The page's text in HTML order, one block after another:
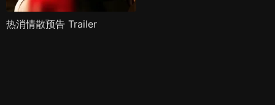
热消情散预告 Trailer